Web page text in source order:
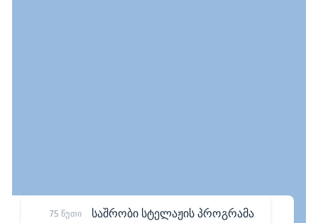
75 წუთი საშრობი სტელაჟის პროგრამა